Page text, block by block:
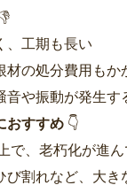
、工期も長い
材の処分費用もか
音や振動が発生す
おすすめ 👇
で、老朽化が進
び割れなど、大き